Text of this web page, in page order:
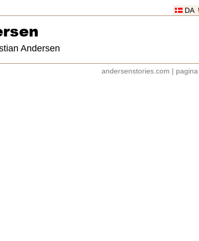
DA
Andersen
andersenstories.com